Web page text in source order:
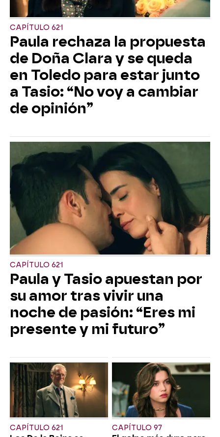
CAPÍTULO 621
Paula rechaza la propuesta
de Doña Clara y se queda
en Toledo para estar junto
a Tasio: “No voy a cambiar
de opinión”
CAPÍTULO 621
Paula y Tasio apuestan por
su amor tras vivir una
noche de pasión: “Eres mi
presente y mi futuro”
CAPÍTULO 621 CAPÍTULO 97